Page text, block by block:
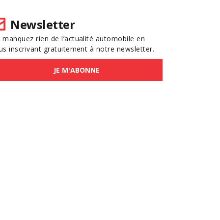
Newsletter
manquez rien de l’actualité automobile en
inscrivant gratuitement à notre newsletter.
JE M'ABONNE